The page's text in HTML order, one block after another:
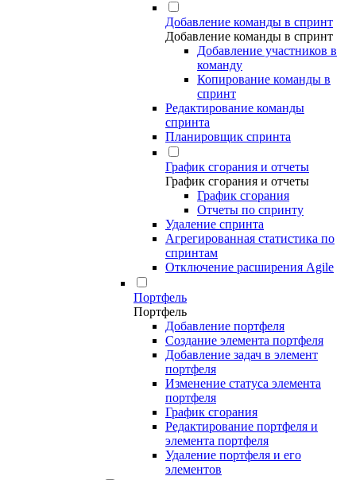
Добавление команды в спринт
Добавление команды в спринт
Добавление участников в
команду
Копирование команды в
спринт
Редактирование команды
спринта
Планировщик спринта
График сгорания и отчеты
График сгорания и отчеты
График сгорания
Отчеты по спринту
Удаление спринта
Агрегированная статистика по
спринтам
Отключение расширения Agile
Портфель
Портфель
Добавление портфеля
Создание элемента портфеля
Добавление задач в элемент
портфеля
Изменение статуса элемента
портфеля
График сгорания
Редактирование портфеля и
элемента портфеля
Удаление портфеля и его
элементов